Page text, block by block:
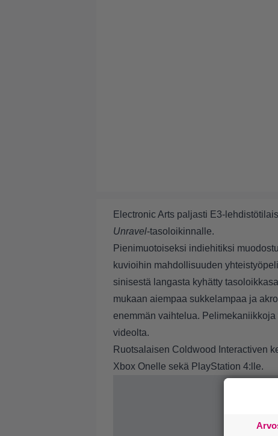
Electronic Arts paljasti E3-
Unravel-tasoloikinnalle.
Pienimuotoiseksi indiehitiksi
kuvioihin mahdollisuuden
sinisestä langasta kyhätty
mukaan aiempaa sukkelampaa ja
enemmän vaihtelua.
videolta.
Ruotsalaisen Coldwood Interactiven
Xbox Onelle sekä PlayStation 4:lle.